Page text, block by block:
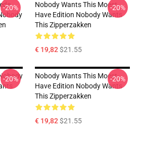
-20%
Nobody Wants This Moest-
Have Edition Nobody Wants
This Zipperzakken
€ 19,82$21.55
-20%
-20%
Nobody Wants This Moest-
Have Edition Nobody Wants
This Zipperzakken
€ 19,82$21.55
-20%